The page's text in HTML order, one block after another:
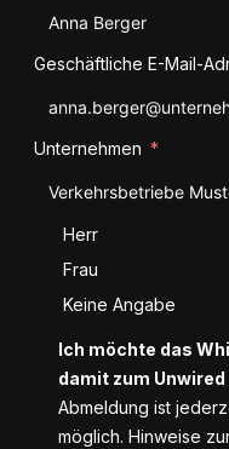
Geschäftliche E-Mail-
Unternehmen
Anrede
Herr
Frau
Keine Angabe
Ich möchte das
damit zum
Abmeldung ist
möglich. Hinweise